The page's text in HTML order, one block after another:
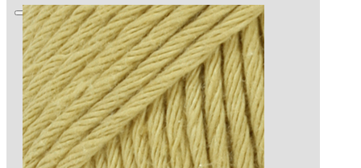
Quien soy
Patrones GRATIS
El Club
Tienda
LA CARTITA